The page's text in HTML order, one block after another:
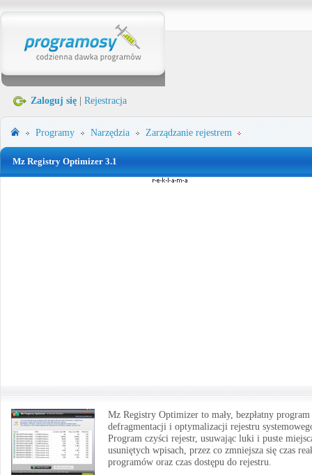
Zaloguj się Rejestracja
Programy Narzędzia Zarządzanie rejestrem
Mz Registry Optimizer 3.1
Mz Registry Optimizer to mały, bezpłatny program
defragmentacji i optymalizacji rejestru
Program czyści rejestr, usuwając luki i puste
usuniętych wpisach, przez co zmniejsza się czas
programów oraz czas dostępu do rejestru.